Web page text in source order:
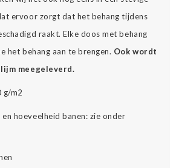
ervoor zorgt dat het behang tijdens
raakt. Elke doos met behang
het behang aan te brengen. Ook wordt
meegeleverd.
g/m2
hoeveelheid banen: zie onder